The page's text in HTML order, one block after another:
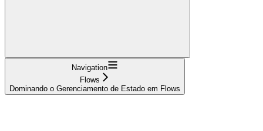
Navigation
Flows
Dominando o Gerenciamento de Estado em Flows